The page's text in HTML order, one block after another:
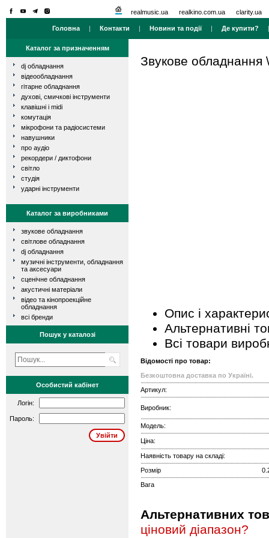
realmusic.ua realkino.com.ua clarity.ua
Головна | Контакти | Новини та події| Де купити?
Каталог за призначенням
dj обладнання
відеообладнання
гітарне обладнання
духові, смичкові інструменти
клавішні і midi
комутація
мікрофони та радіосистеми
навушники
про аудіо
рекордери / диктофони
світло
студія
ударні інструменти
Каталог за виробниками
звукове обладнання
світлове обладнання
dj обладнання
музичні інструменти, обладнання
та аксесуари
сценічне обладнання
акустичні матеріали
відео та кінопроекційне
обладнання
всі бренди
Пошук у каталозі
Особистий кабінет
Логін:
Пароль:
Звукове обладнання
Опис і
Альтернативні
Всі товари
Відомості про товар:
Безкоштовна доставка по Україні.
Артикул:
Виробник:
Модель:
Ціна:
Наявність товару на складі:
Розмір
Вага
Альтернативних
ціновий діапазон?